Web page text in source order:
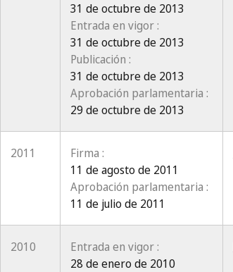
31 de octubre de 2013
Entrada en vigor :
31 de octubre de 2013
Publicación :
31 de octubre de 2013
Aprobación parlamentaria :
29 de octubre de 2013
2011
Firma :
11 de agosto de 2011
Aprobación parlamentaria :
11 de julio de 2011
2010
Entrada en vigor :
28 de enero de 2010